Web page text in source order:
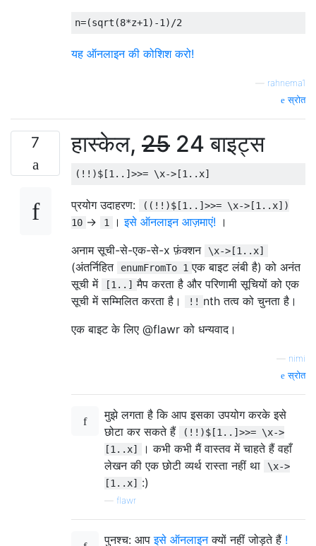
यह ऑनलाइन की कोशिश करो!
rahnema1
स्रोत
7 हास्केल, 25 24 बाइट्स
प्रयोग उदाहरण:
((!!)$[1..]>>= \x->[1..x])
10 -> 1 ।इसे ऑनलाइन आज़माएं! ।
अनाम सूची-से-एक-से-x फ़ंक्शन
\x->[1..x]
(अंतर्निहित enumFromTo 1 एक बाइट लंबी है) को अनंत
सूची में
[1..] मैप करता है और परिणामी सूचियों को एक
सूची में सम्मिलित करता है।
!! nth तत्व को चुनता है।
एक बाइट के लिए @flawr को धन्यवाद।
nimi
स्रोत
मुझे लगता है कि आप इसका उपयोग करके इसे
छोटा कर सकते हैं
(!!)$[1..]>>= \x->
[1..x]
। कभी कभी मैं वास्तव में चाहते हैं वहाँ
लेखन की एक छोटी व्यर्थ रास्ता नहीं था
\x->
[1..x]
:)
flawr
पुनश्च: आपइसे ऑनलाइनक्यों नहीं जोड़ते हैं !